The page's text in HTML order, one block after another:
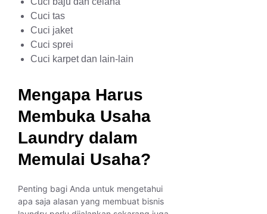
Cuci tas
Cuci jaket
Cuci sprei
Cuci karpet dan lain-lain
Mengapa Harus
Membuka Usaha
Laundry dalam
Memulai Usaha?
Penting bagi Anda untuk mengetahui
apa saja alasan yang membuat bisnis